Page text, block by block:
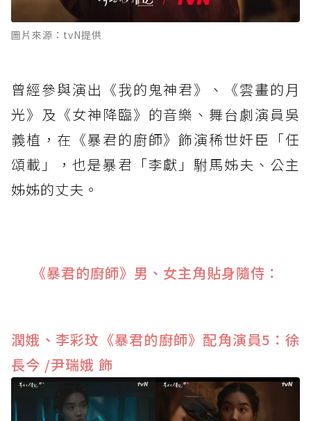
圖片來源：tvN提供
曾經參與演出《我的鬼神君》、《雲畫的月
光》及《女神降臨》的音樂、舞台劇演員吳
義植，在《暴君的廚師》飾演稀世奸臣「任
頌載」，也是暴君「李獻」駙馬姊夫、公主
姊姊的丈夫。
《暴君的廚師》男、女主角貼身隨侍：
潤娥、李彩玟《暴君的廚師》配角演員5：徐
長今 /尹瑞娥 飾